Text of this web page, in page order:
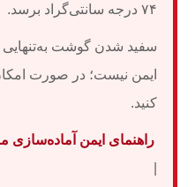
۷۴ درجه سانتی‌گراد برسد.
سفید شدن گوشت به‌تنهایی
ایمن نیست؛ در صورت
کنید.
راهنمای ایمن آماده‌سازی